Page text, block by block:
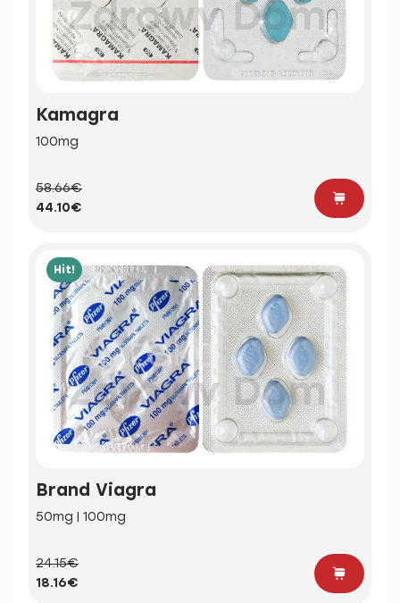
Kamagra
100mg
58.66€
44.10€
Hit!
Brand Viagra
50mg | 100mg
24.15€
18.16€